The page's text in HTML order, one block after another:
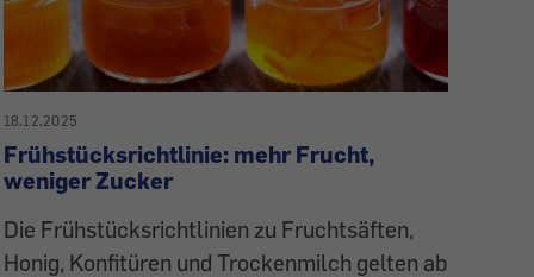
18.12.2025
Frühstücksrichtlinie: mehr Frucht,
weniger Zucker
Die Frühstücksrichtlinien zu Fruchtsäften,
Honig, Konfitüren und Trockenmilch gelten ab